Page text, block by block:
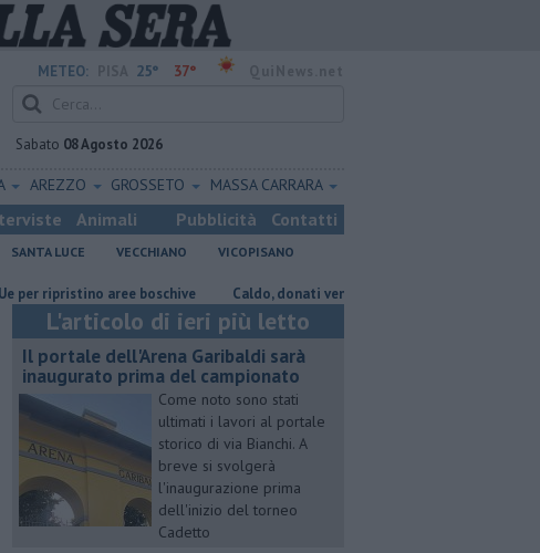
METEO: 25° 37°
Sabato 08 Agosto 2026
AREZZO GROSSETO MASSA CARRARA
Animali Pubblicità Contatti
SANTA LUCE VECCHIANO VICOPISANO
aree boschive Caldo, donati ventilatori e acqua al Don Bosco
L'articolo di ieri più letto
Il portale dell'Arena Garibaldi sarà
inaugurato prima del campionato
Come noto sono stati
ultimati i lavori al portale
storico di via Bianchi. A
breve si svolgerà
l'inaugurazione prima
dell'inizio del torneo
Cadetto